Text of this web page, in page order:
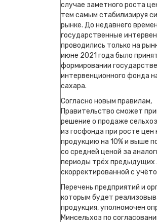
случае заметного роста
тем самым стабилизируя
рынке. До недавнего
государственные
проводились только на
июне 2021 года было
формировании
интервенционного фонда
сахара.
Согласно новым правилам,
Правительство сможет
решение о продаже
из госфонда при росте цен
продукцию на 10% и выше
со средней ценой за
периоды трёх предыдущих
скорректированной с
Перечень предприятий и
которым будет
продукция, уполномочен
Минсельхоз по